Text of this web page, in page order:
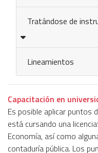
Tratándose de
Lineamientos
Capacitación en
Es posible aplicar puntos
está cursando una
Economía, así como
contaduría pública. Los